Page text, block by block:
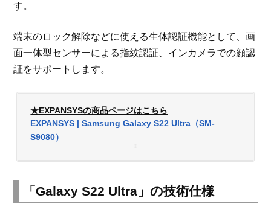
す。
端末のロック解除などに使える生体認証機能として、画
面一体型センサーによる指紋認証、インカメラでの顔認
証をサポートします。
★EXPANSYSの商品ページはこちら
EXPANSYS | Samsung Galaxy S22 Ultra（SM-
S9080）
「Galaxy S22 Ultra」の技術仕様